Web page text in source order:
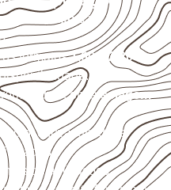
e o formatosão
os formatos1,60 × 2,20 m e
com aselagem
solo, chuva, umidade
de aplicações